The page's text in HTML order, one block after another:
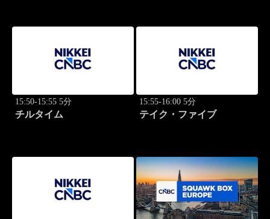
15:50-15:55 5分
チルタイム
15:55-16:00 5分
テイク・ファイブ